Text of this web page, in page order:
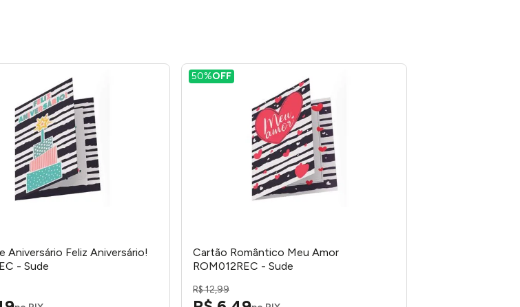
Aniversário Feliz Aniversário!
- Sude
50%OFF
Cartão Romântico Meu Amor
ROM012REC - Sude
R$12,99